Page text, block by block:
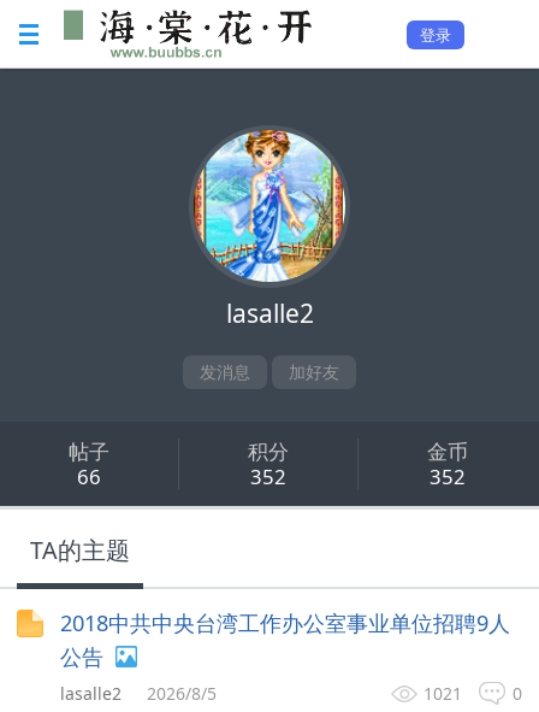
登录
lasalle2
发消息 加好友
帖子
66
积分
352
金币
352
TA的主题
2018中共中央台湾工作办公室事业单位招聘9人
公告
0
1021
lasalle2 2026/8/5